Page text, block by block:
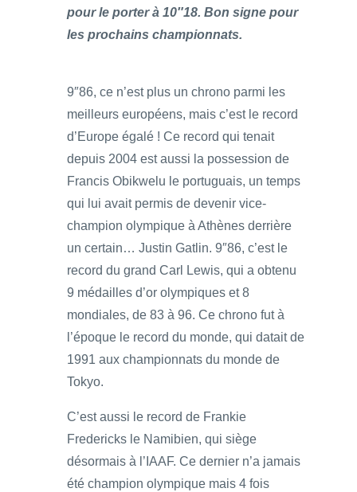
pour le porter à 10″18. Bon signe pour
les prochains championnats.
9″86, ce n’est plus un chrono parmi les
meilleurs européens, mais c’est le record
d’Europe égalé ! Ce record qui tenait
depuis 2004 est aussi la possession de
Francis Obikwelu le portuguais, un temps
qui lui avait permis de devenir vice-
champion olympique à Athènes derrière
un certain… Justin Gatlin. 9″86, c’est le
record du grand Carl Lewis, qui a obtenu
9 médailles d’or olympiques et 8
mondiales, de 83 à 96. Ce chrono fut à
l’époque le record du monde, qui datait de
1991 aux championnats du monde de
Tokyo.
C’est aussi le record de Frankie
Fredericks le Namibien, qui siège
désormais à l’IAAF. Ce dernier n’a jamais
été champion olympique mais 4 fois